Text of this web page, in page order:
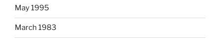
May 1995
March 1983